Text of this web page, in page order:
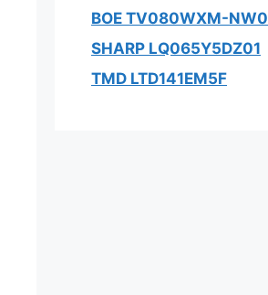
BOE TV080WXM-NW0
SHARP LQ065Y5DZ01
TMD LTD141EM5F